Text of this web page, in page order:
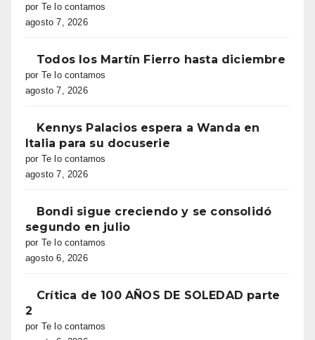
por Te lo contamos
agosto 7, 2026
Todos los Martín Fierro hasta diciembre
por Te lo contamos
agosto 7, 2026
Kennys Palacios espera a Wanda en
Italia para su docuserie
por Te lo contamos
agosto 7, 2026
Bondi sigue creciendo y se consolidó
segundo en julio
por Te lo contamos
agosto 6, 2026
Crítica de 100 AÑOS DE SOLEDAD parte
2
por Te lo contamos